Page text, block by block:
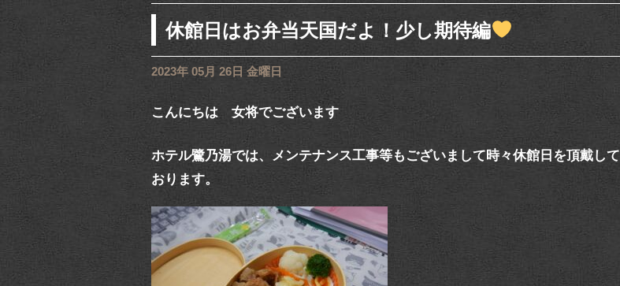
休館日はお弁当天国だよ！少し期待編
2023年 05月 26日 金曜日
こんにちは 女将でございます
ホテル鷺乃湯では、メンテナンス工事等もございまして時々休館日を頂戴して
おります。